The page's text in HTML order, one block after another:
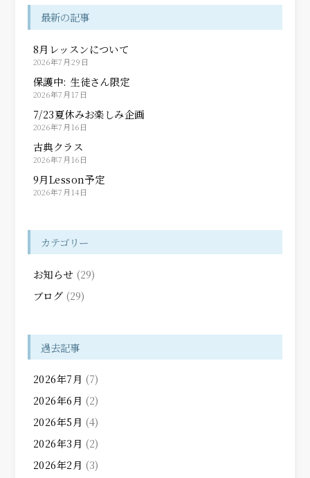
最新の記事
8月レッスンについて
2026年7月29日
保護中: 生徒さん限定
2026年7月17日
7/23夏休みお楽しみ企画
2026年7月16日
古典クラス
2026年7月16日
9月Lesson予定
2026年7月14日
カテゴリー
お知らせ(29)
ブログ (29)
過去記事
2026年7月 (7)
2026年6月 (2)
2026年5月 (4)
2026年3月 (2)
2026年2月 (3)